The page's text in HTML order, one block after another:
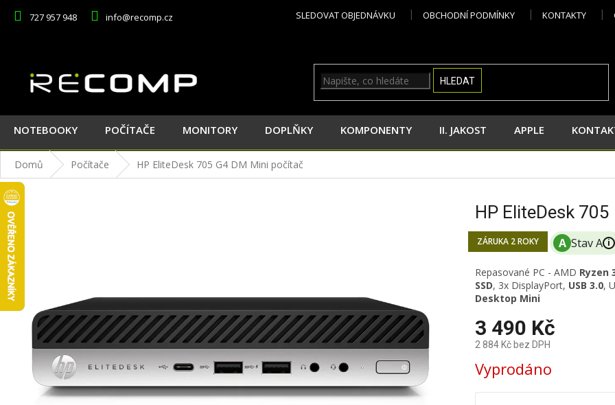
727 957 948 info@recomp.cz SLEDOVAT OBJEDNÁVKU OBCHODNÍ PODMÍNKY KONTAKTY
HLEDAT
NOTEBOOKY POČÍTAČE MONITORY DOPLŇKY KOMPONENTY II. JAKOST APPLE
Domů Počítače HP EliteDesk 705 G4 DM Mini počítač
HP EliteDesk 705
ZÁRUKA 2 ROKY i
Repasované PC - AMD Ryzen
SSD, 3x DisplayPort, USB 3.0,
Desktop Mini
3 490 Kč
2 884 Kč bez DPH
Měrná
cena:
Vyprodáno